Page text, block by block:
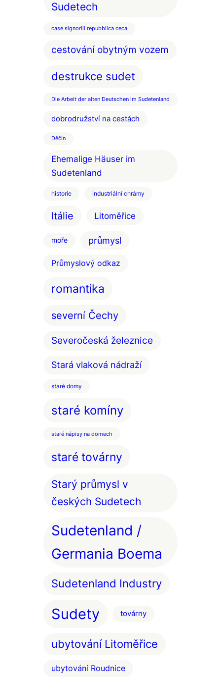
Sudetech
case signorili repubblica ceca
cestování obytným vozem
destrukce sudet
Die Arbeit der alten Deutschen im Sudetenland
dobrodružství na cestách
Děčín
Ehemalige Häuser im
Sudetenland
historie industriální chrámy
Itálie Litoměřice
moře průmysl
Průmyslový odkaz
romantika
severní Čechy
Severočeská železnice
Stará vlaková nádraží
staré domy
staré komíny
staré nápisy na domech
staré továrny
Starý průmysl v
českých Sudetech
Sudetenland /
Germania Boema
Sudetenland Industry
Sudety továrny
ubytování Litoměřice
ubytování Roudnice